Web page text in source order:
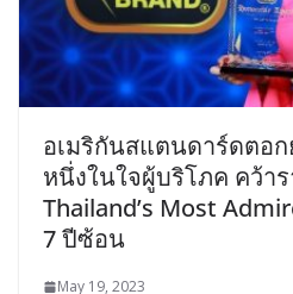
อเมริกันสแตนดาร์ดตอ
หนึ่งในใจผู้บริโภค คว้าร
Thailand’s Most
7 ปีซ้อน
May 19, 2023